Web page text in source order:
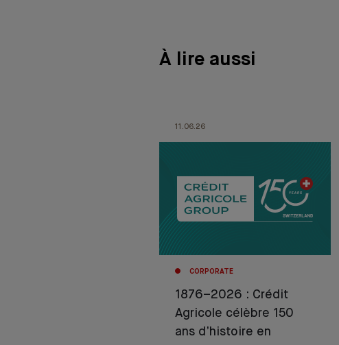
À lire aussi
11.06.26
CORPORATE
1876–2026 : Crédit
Agricole célèbre 150
ans d’histoire en